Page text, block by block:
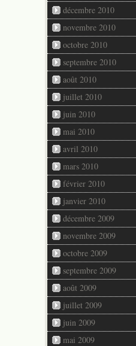
décembre 2010
novembre 2010
octobre 2010
septembre 2010
août 2010
juillet 2010
juin 2010
mai 2010
avril 2010
mars 2010
février 2010
janvier 2010
décembre 2009
novembre 2009
octobre 2009
septembre 2009
août 2009
juillet 2009
juin 2009
mai 2009